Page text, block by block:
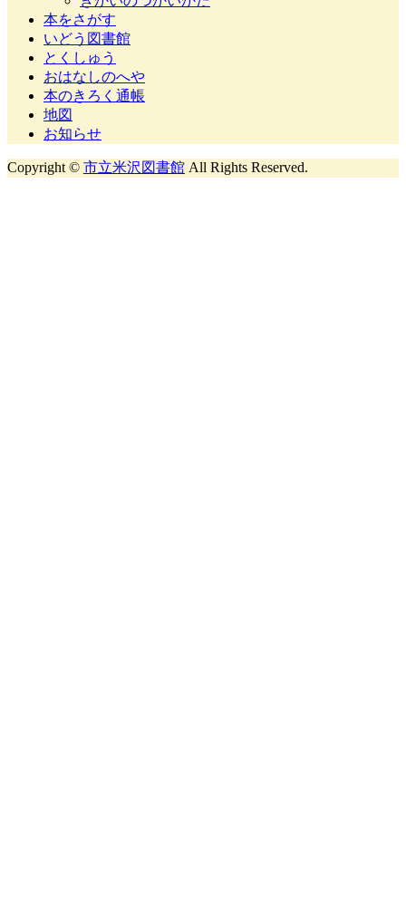
本をさがす
いどう図書館
とくしゅう
おはなしのへや
本のきろく通帳
地図
お知らせ
Copyright © 市立米沢図書館 All Rights Reserved.